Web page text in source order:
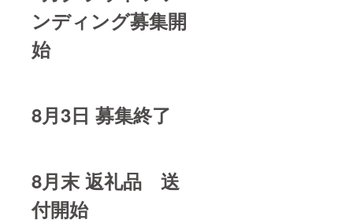
ンディング募集開
始
8月3日 募集終了
8月末 返礼品 送
付開始